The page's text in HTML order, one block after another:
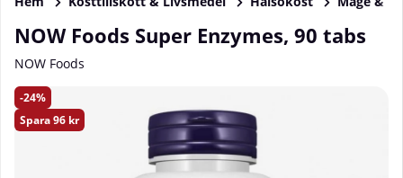
NOW Foods Super Enzymes, 90 tabs
NOW Foods
24
Spara96 kr
Produktbilder NOW Foods Super Enzymes, 90 tabs